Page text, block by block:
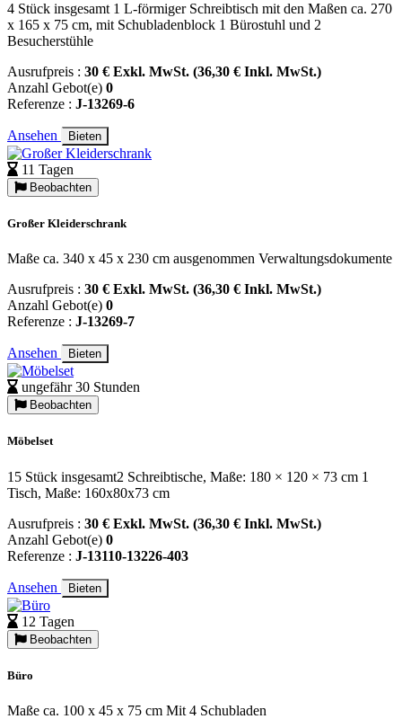
4 Stück insgesamt 1 L-förmiger Schreibtisch mit den Maßen ca. 270
x 165 x 75 cm, mit Schubladenblock 1 Bürostuhl und 2
Besucherstühle
Ausrufpreis : 30 € Exkl. MwSt. (36,30 € Inkl. MwSt.)
Anzahl Gebot(e) 0
Referenze : J-13269-6
Ansehen Bieten
11 Tagen
Beobachten
Großer Kleiderschrank
Maße ca. 340 x 45 x 230 cm ausgenommen Verwaltungsdokumente
Ausrufpreis : 30 € Exkl. MwSt. (36,30 € Inkl. MwSt.)
Anzahl Gebot(e) 0
Referenze : J-13269-7
Ansehen Bieten
ungefähr 30 Stunden
Beobachten
Möbelset
15 Stück insgesamt2 Schreibtische, Maße: 180 × 120 × 73 cm 1
Tisch, Maße: 160x80x73 cm
Ausrufpreis : 30 € Exkl. MwSt. (36,30 € Inkl. MwSt.)
Anzahl Gebot(e) 0
Referenze : J-13110-13226-403
Ansehen Bieten
12 Tagen
Beobachten
Büro
Maße ca. 100 x 45 x 75 cm Mit 4 Schubladen